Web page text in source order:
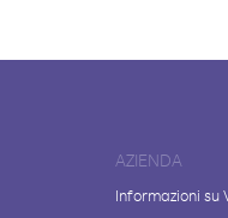
AZIENDA
Informazioni su